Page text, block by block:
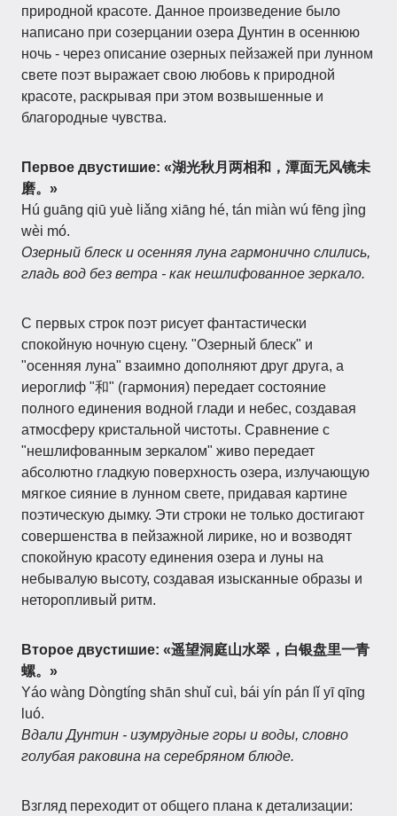
природной красоте. Данное произведение было
написано при созерцании озера Дунтин в осеннюю
ночь - через описание озерных пейзажей при лунном
свете поэт выражает свою любовь к природной
красоте, раскрывая при этом возвышенные и
благородные чувства.
Первое двустишие: «湖光秋月两相和，潭面无风镜未
磨。»
Hú guāng qiū yuè liǎng xiāng hé, tán miàn wú fēng jìng
wèi mó.
Озерный блеск и осенняя луна гармонично слились,
гладь вод без ветра - как нешлифованное зеркало.
С первых строк поэт рисует фантастически
спокойную ночную сцену. "Озерный блеск" и
"осенняя луна" взаимно дополняют друг друга, а
иероглиф "和" (гармония) передает состояние
полного единения водной глади и небес, создавая
атмосферу кристальной чистоты. Сравнение с
"нешлифованным зеркалом" живо передает
абсолютно гладкую поверхность озера, излучающую
мягкое сияние в лунном свете, придавая картине
поэтическую дымку. Эти строки не только достигают
совершенства в пейзажной лирике, но и возводят
спокойную красоту единения озера и луны на
небывалую высоту, создавая изысканные образы и
неторопливый ритм.
Второе двустишие: «遥望洞庭山水翠，白银盘里一青
螺。»
Yáo wàng Dòngtíng shān shuǐ cuì, bái yín pán lǐ yī qīng
luó.
Вдали Дунтин - изумрудные горы и воды, словно
голубая раковина на серебряном блюде.
Взгляд переходит от общего плана к детализации: